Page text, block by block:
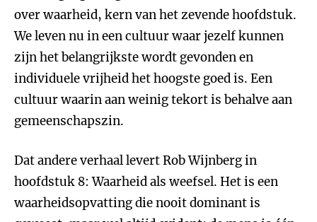
over waarheid, kern van het zevende hoofdstuk.
We leven nu in een cultuur waar jezelf kunnen
zijn het belangrijkste wordt gevonden en
individuele vrijheid het hoogste goed is. Een
cultuur waarin aan weinig tekort is behalve aan
gemeenschapszin.
Dat andere verhaal levert Rob Wijnberg in
hoofdstuk 8: Waarheid als weefsel. Het is een
waarheidsopvatting die nooit dominant is